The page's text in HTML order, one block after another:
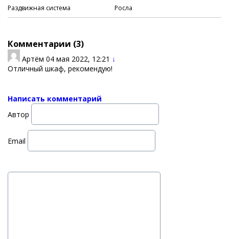
Раздвижная система Росла
Комментарии (3)
Артём 04 мая 2022, 12:21 ↓
Отличный шкаф, рекомендую!
Написать комментарий
Автор
Email